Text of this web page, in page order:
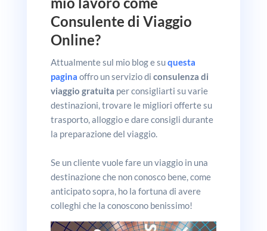
Consulente di Viaggio
Online?
Attualmente sul mio blog e suquesta
pagina offro un servizio di consulenza di
viaggio gratuita per consigliarti su varie
destinazioni, trovare le migliori offerte su
trasporto, alloggio e dare consigli durante
la preparazione del viaggio.
Se un cliente vuole fare un viaggio in una
destinazione che non conosco bene, come
anticipato sopra, ho la fortuna di avere
colleghi che la conoscono benissimo!